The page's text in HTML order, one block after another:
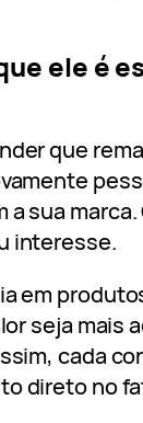
ele é
que
sua marca.
interesse.
em
seja mais
cada
direto no